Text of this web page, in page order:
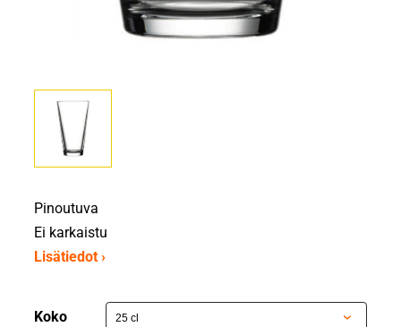
Pinoutuva
Ei karkaistu
Lisätiedot ›
Koko